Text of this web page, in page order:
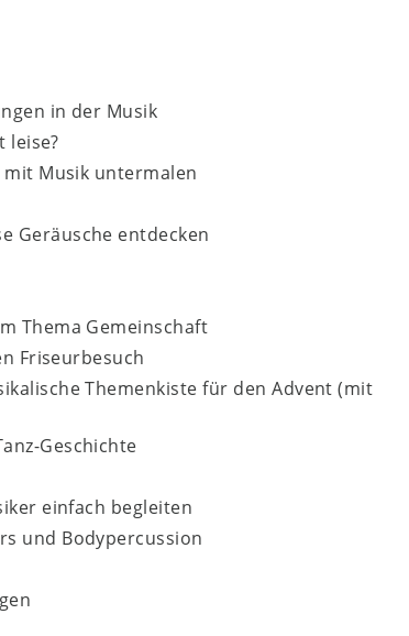
in der Musik
leise?
mit Musik untermalen
Geräusche entdecken
Thema Gemeinschaft
Friseurbesuch
Themenkiste für den Advent (mit
Geschichte
einfach begleiten
und Bodypercussion